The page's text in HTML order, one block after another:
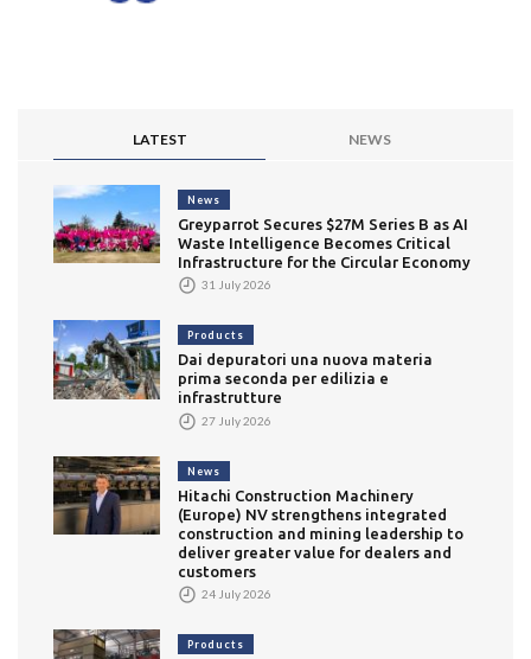
LATEST NEWS
News
Greyparrot Secures $27M Series B as AI
Waste Intelligence Becomes Critical
Infrastructure for the Circular Economy
31 July 2026
Products
Dai depuratori una nuova materia
prima seconda per edilizia e
infrastrutture
27 July 2026
News
Hitachi Construction Machinery
(Europe) NV strengthens integrated
construction and mining leadership to
deliver greater value for dealers and
customers
24 July 2026
Products